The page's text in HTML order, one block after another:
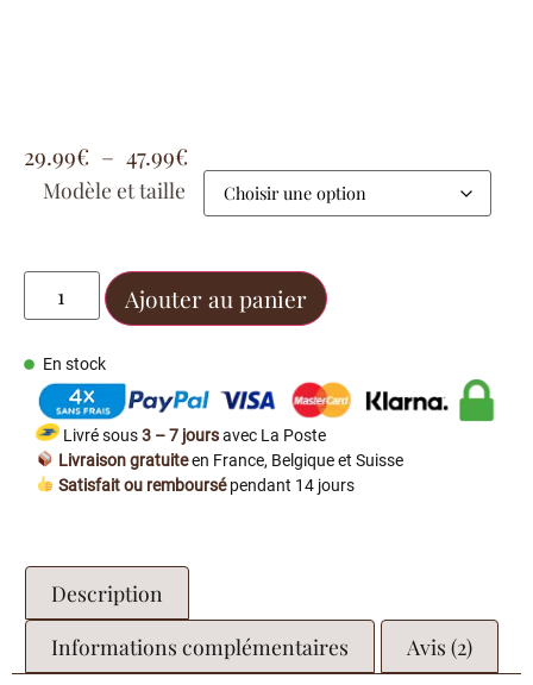
29.99€ – 47.99€
Modèle et taille
Ajouter au panier
En stock
Livré sous3 – 7 joursavec La Poste
Livraison gratuiteen France, Belgique et Suisse
Satisfait ou remboursépendant 14 jours
Description
Informations complémentaires
Avis (2)